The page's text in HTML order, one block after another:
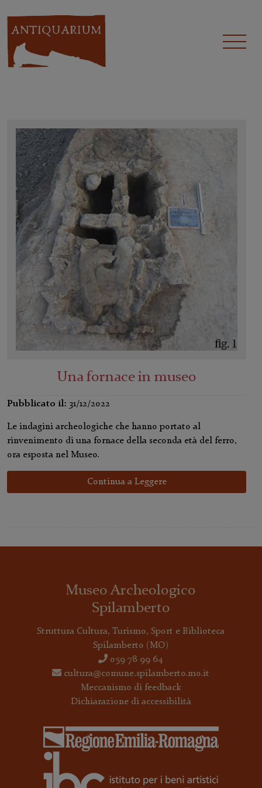
Una fornace in museo
Pubblicato il: 31/12/2022
Le indagini archeologiche che hanno portato al
rinvenimento di una fornace della seconda età del ferro,
ora esposta nel Museo.
Continua a Leggere
Museo Archeologico
Spilamberto
Struttura Cultura, Turismo, Sport e Biblioteca
Spilamberto (MO)
059 78 99 64
cultura@comune.spilamberto.mo.it
Meccanismo di feedback
Dichiarazione di accessibilità